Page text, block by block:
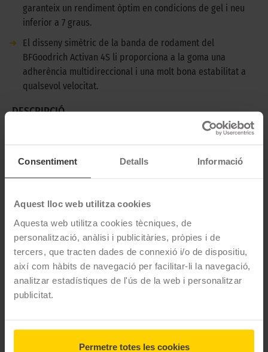
Consentiment Detalls Informació
Aquest lloc web utilitza cookies
Aquesta web utilitza cookies tècniques, de
personalització, anàlisi i publicitàries, pròpies i de
tercers, que tracten dades de connexió i/o de dispositiu,
així com hàbits de navegació per facilitar-li la navegació,
analitzar estadístiques de l'ús de la web i personalitzar
publicitat.
Permetre totes les cookies
garanteix un rendiment òptim en condicions de gel i neu
inferior a 7 graus.
➜
El disseny simètric de la banda de rodament del
BFGoodrich Activan 4S li proporciona a la goma una
adherència multidireccional i una molt bona estabilitat a
qualsevol velocitat.
DESCRIPCIÓ
El BFGoodrich Activan 4S és un pneumàtic tot temps per
seguretat en qualsevol moment de l'any.
CARACTERÍSTIQUES TÈCNIQUES
Marca
BFGoodrich
Model
ACTIVAN 4S
Tipus conducció